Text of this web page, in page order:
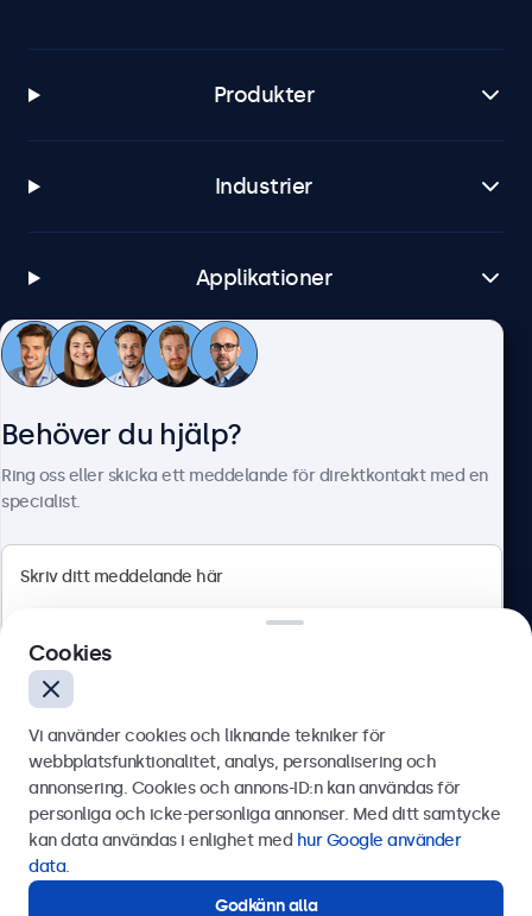
Produkter
Industrier
Applikationer
Kundtjänst
Olof Palmesgata 29, Stockholm, 111 22, Sverige
Svenska
Behöver du hjälp?
Ring oss eller skicka ett meddelande för direktkontakt med en
specialist.
Skicka
Cookies
Vi använder cookies och liknande tekniker för
webbplatsfunktionalitet, analys, personalisering och
annonsering. Cookies och annons-ID:n kan användas för
personliga och icke-personliga annonser. Med ditt samtycke
kan data användas i enlighet med hur Google använder
data.
Godkänn alla